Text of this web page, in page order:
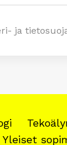
ja
Yleiset